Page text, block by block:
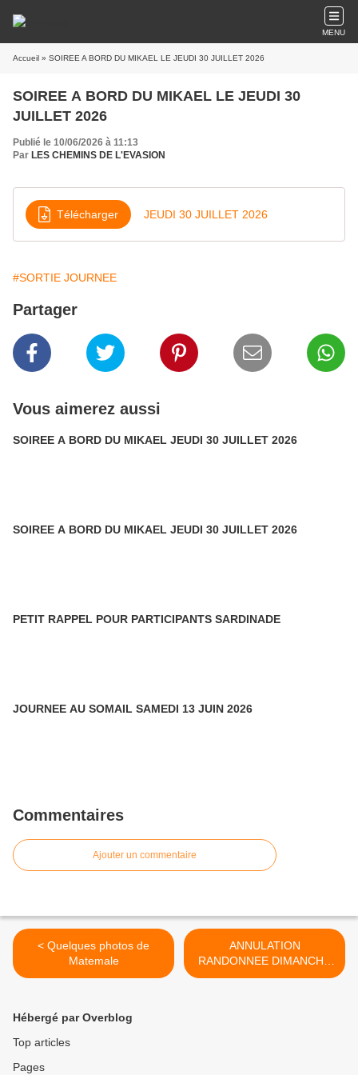
MENU
Accueil » SOIREE A BORD DU MIKAEL LE JEUDI 30 JUILLET 2026
SOIREE A BORD DU MIKAEL LE JEUDI 30
JUILLET 2026
Publié le 10/06/2026 à 11:13
Par LES CHEMINS DE L'EVASION
Télécharger JEUDI 30 JUILLET 2026
#SORTIE JOURNEE
Partager
Vous aimerez aussi
SOIREE A BORD DU MIKAEL JEUDI 30 JUILLET 2026
SOIREE A BORD DU MIKAEL JEUDI 30 JUILLET 2026
PETIT RAPPEL POUR PARTICIPANTS SARDINADE
JOURNEE AU SOMAIL SAMEDI 13 JUIN 2026
Commentaires
Ajouter un commentaire
< Quelques photos de
Matemale
ANNULATION
RANDONNEE DIMANCHE
14 JUIN 2026 >
Hébergé par Overblog
Top articles
Pages